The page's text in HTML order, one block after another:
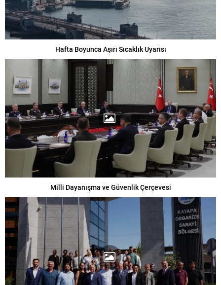
Hafta Boyunca Aşırı Sıcaklık Uyarısı
Milli Dayanışma ve Güvenlik Çerçevesi